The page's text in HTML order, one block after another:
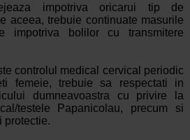
impotriva oricarui tip de
aceea, trebuie continuate masurile
impotriva bolilor cu transmitere
controlul medical cervical periodic
femeie, trebuie sa respectati in
dumneavoastra cu privire la
testele Papanicolau, precum si
protectie.